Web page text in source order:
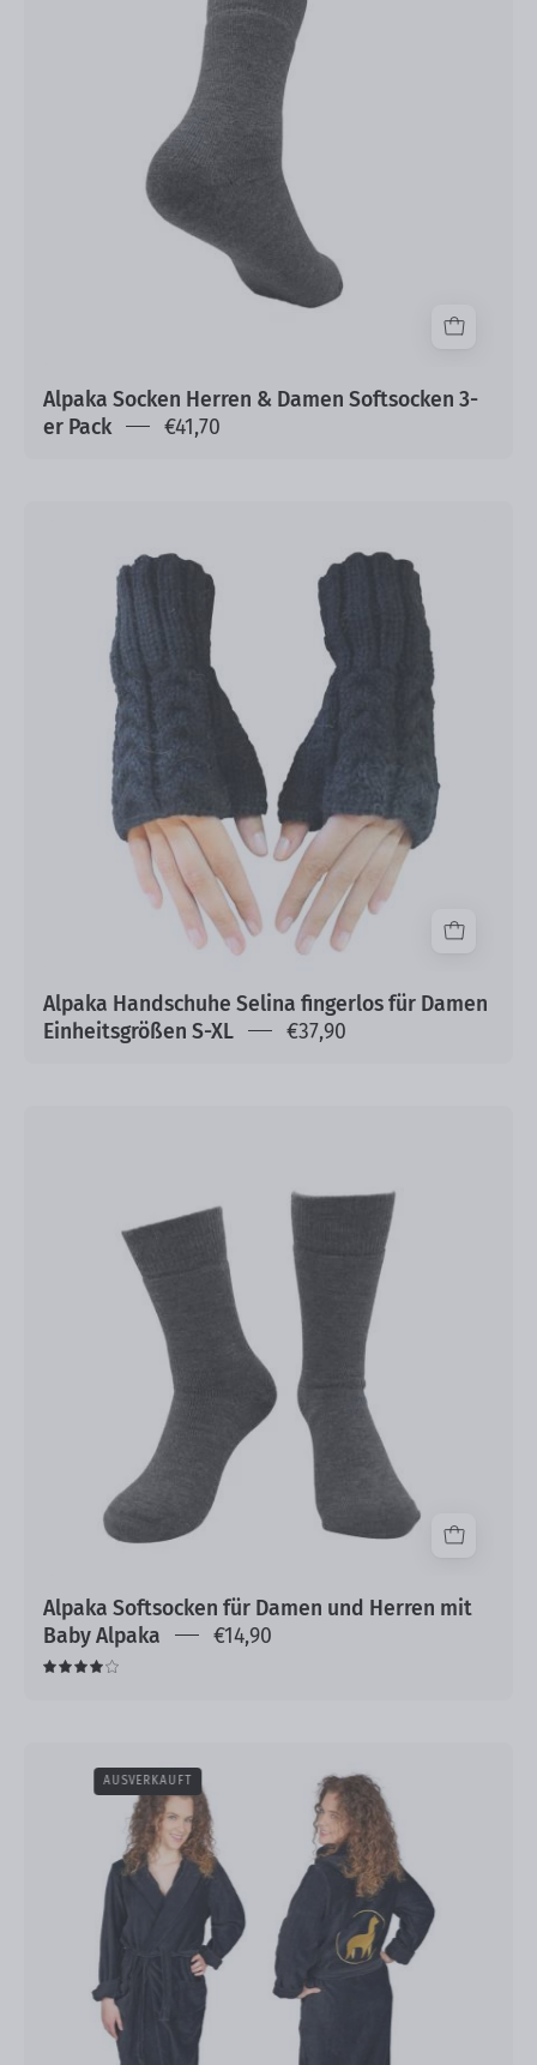
Damen
Softsocken
3-
er
Pack
Alpaka Socken Herren & Damen Softsocken 3-
er Pack
€41,70
Handschuhe
Selina
fingerlos
Damen
Einheitsgrößen
XL
Alpaka Handschuhe Selina fingerlos für Damen
Einheitsgrößen S-XL
€37,90
Damen
und
Herren
Alpaka
Alpaka Softsocken für Damen und Herren mit
Baby Alpaka
€14,90
Bademantel
Daytona
Damen
bestickt
100%
Baumwolle
AUSVERKAUFT